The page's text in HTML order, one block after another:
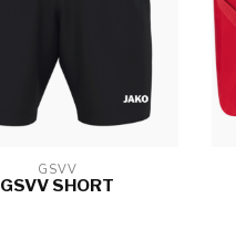
GSVV
GSVV SHORT